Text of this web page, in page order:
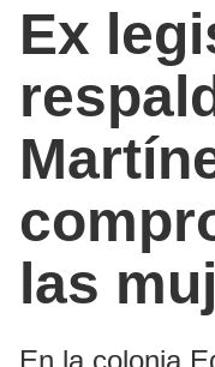
Ex
las
En la colonia